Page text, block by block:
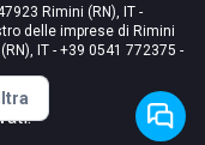
Rimini (RN), IT -
delle imprese di Rimini
IT - +39 0541 772375 -